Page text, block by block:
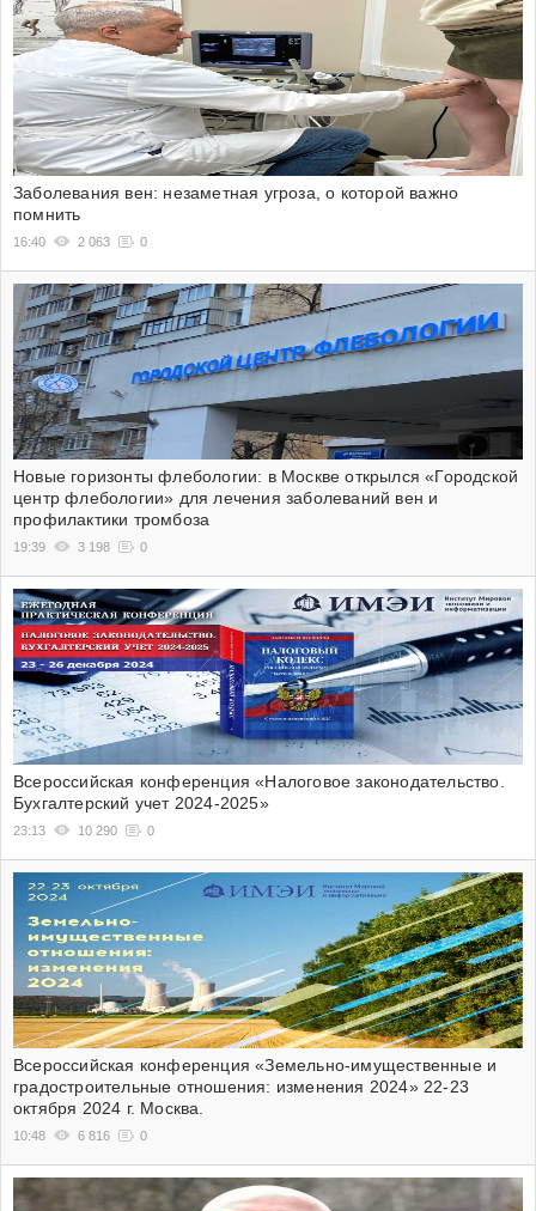
Заболевания вен: незаметная угроза, о которой важно
помнить
16:40 2 063 0
Новые горизонты флебологии: в Москве открылся «Городской
центр флебологии» для лечения заболеваний вен и
профилактики тромбоза
19:39 3 198 0
Всероссийская конференция «Налоговое законодательство.
Бухгалтерский учет 2024-2025»
23:13 10 290 0
Всероссийская конференция «Земельно-имущественные и
градостроительные отношения: изменения 2024» 22-23
октября 2024 г. Москва.
10:48 6 816 0